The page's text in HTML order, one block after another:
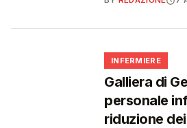
INFERMIERE
Galliera di
personale
riduzione